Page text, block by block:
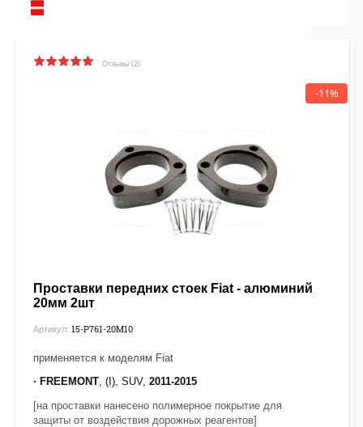
Отзывы (2)
-11%
Проставки передних стоек Fiat - алюминий
20мм 2шт
Артикул: 15-P761-20М10
применяется к моделям Fiat
· FREEMONT , (I), SUV, 2011-2015
[на проставки нанесено полимерное покрытие для
защиты от воздействия дорожных реагентов]